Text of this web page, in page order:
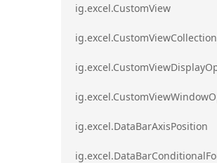
ig.excel.CustomView
ig.excel.CustomViewCollection
ig.excel.DataBarAxisPosition